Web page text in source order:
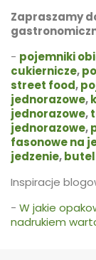
Zapraszamy
- pojemniki
cukiernicze,
street food,
jednorazowe,
jednorazowe,
jednorazowe,
fasonowe na
jedzenie,
Inspiracje
- W jakie
nadrukiem